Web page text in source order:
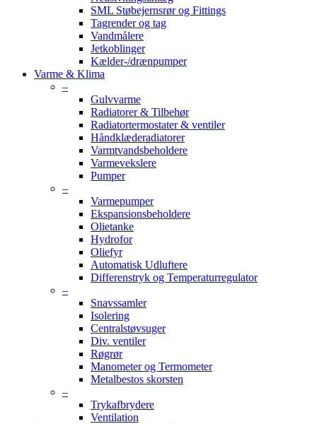
SML Støbejernsrør og Fittings
Tagrender og tag
Vandmålere
Jetkoblinger
Kælder-/drænpumper
Varme & Klima
–
Gulvvarme
Radiatorer & Tilbehør
Radiatortermostater & ventiler
Håndklæderadiatorer
Varmtvandsbeholdere
Varmevekslere
Pumper
–
Varmepumper
Ekspansionsbeholdere
Olietanke
Hydrofor
Oliefyr
Automatisk Udluftere
Differenstryk og Temperaturregulator
–
Snavssamler
Isolering
Centralstøvsuger
Div. ventiler
Røgrør
Manometer og Termometer
Metalbestos skorsten
–
Trykafbrydere
Ventilation